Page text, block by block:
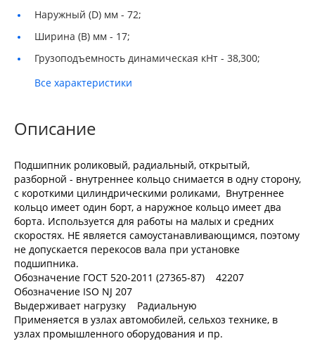
Наружный (D) мм - 72;
Ширина (B) мм - 17;
Грузоподъемность динамическая кНт - 38,300;
Все характеристики
Описание
Подшипник роликовый, радиальный, открытый,
разборной - внутреннее кольцо снимается в одну сторону,
с короткими цилиндрическими роликами, Внутреннее
кольцо имеет один борт, а наружное кольцо имеет два
борта. Используется для работы на малых и средних
скоростях. НЕ является самоустанавливающимся, поэтому
не допускается перекосов вала при установке
подшипника.
Обозначение ГОСТ 520-2011 (27365-87) 42207
Обозначение ISO NJ 207
Выдерживает нагрузку Радиальную
Применяется в узлах автомобилей, сельхоз технике, в
узлах промышленного оборудования и пр.